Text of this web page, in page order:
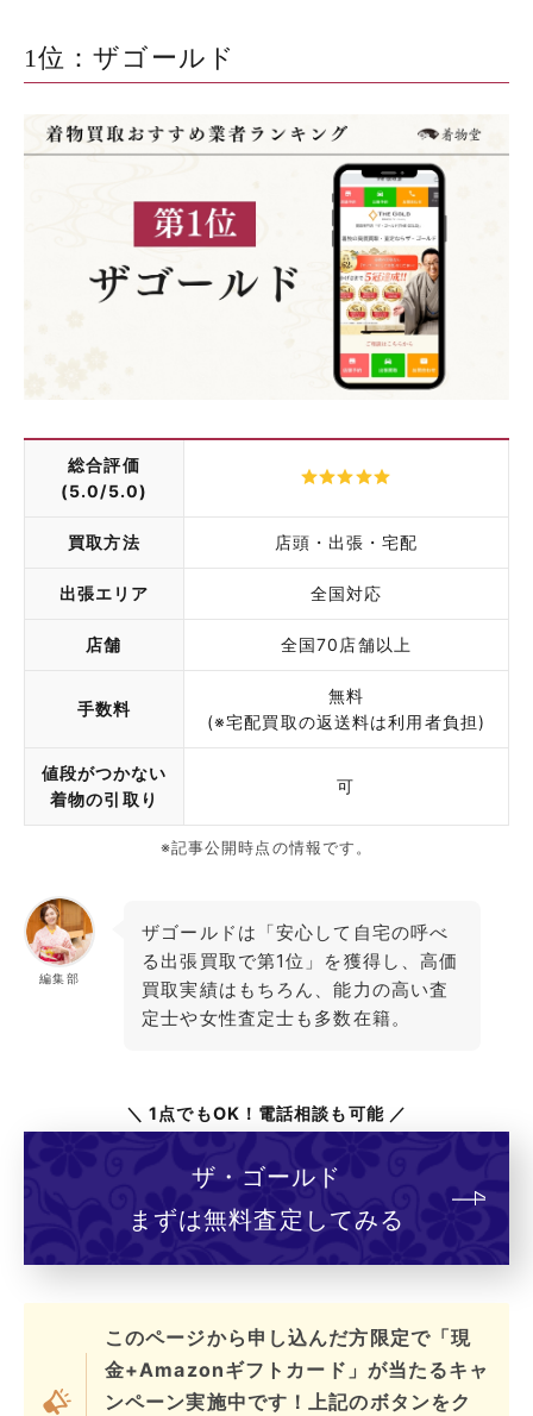
1位：ザゴールド
総合評価
(5.0/5.0)
買取方法 店頭・出張・宅配
出張エリア 全国対応
店舗 全国70店舗以上
手数料
無料
(※宅配買取の返送料は利用者負担)
値段がつかない
着物の引取り
可
※記事公開時点の情報です。
編集部
ザゴールドは「安心して自宅の呼べ
る出張買取で第1位」を獲得し、高価
買取実績はもちろん、能力の高い査
定士や女性査定士も多数在籍。
＼ 1点でもOK！電話相談も可能 ／
ザ・ゴールド
まずは無料査定してみる
このページから申し込んだ方限定で「現
金+Amazonギフトカード」が当たるキャ
ンペーン実施中です！上記のボタンをク